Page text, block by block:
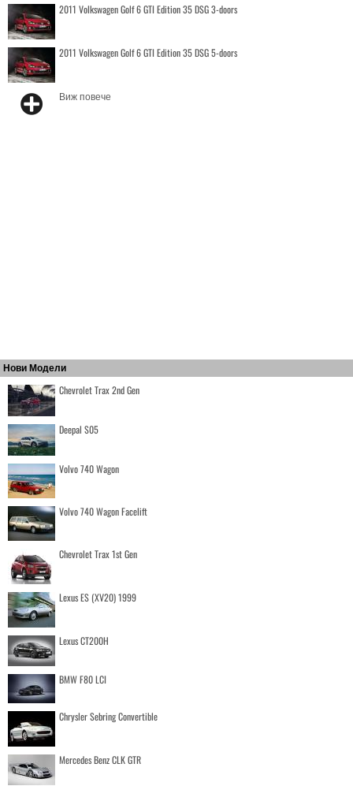
2011 Volkswagen Golf 6 GTI Edition 35 DSG 3-doors
2011 Volkswagen Golf 6 GTI Edition 35 DSG 5-doors
Виж повече
Нови Модели
Chevrolet Trax 2nd Gen
Deepal S05
Volvo 740 Wagon
Volvo 740 Wagon Facelift
Chevrolet Trax 1st Gen
Lexus ES (XV20) 1999
Lexus CT200H
BMW F80 LCI
Chrysler Sebring Convertible
Mercedes Benz CLK GTR